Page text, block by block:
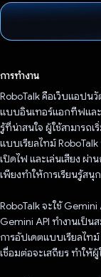
การทำงาน
RoboTalk คือเว็บแอป
แบบอินเทอร์แอกทีฟและ
รู้ที่น่าสนใจ ผู้ใช้สามารถ
แบบเรียลไทม์
เปิดไฟ และเล่นเสียง ผ่
เพียงทำให้การเรียนรู้สนุ
RoboTalk จะใช้
Gemini API ทำงานเป็น
การอัปเดตแบบเรียลไท
เชื่อมต่อจะเสถียร ทำให้